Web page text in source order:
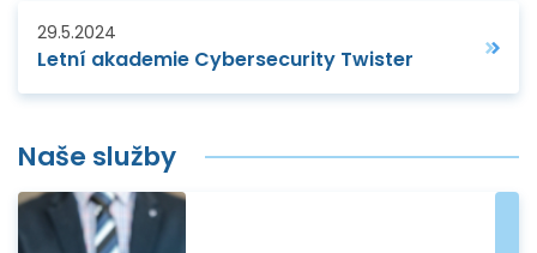
29.5.2024
Letní akademie Cybersecurity Twister
Naše služby